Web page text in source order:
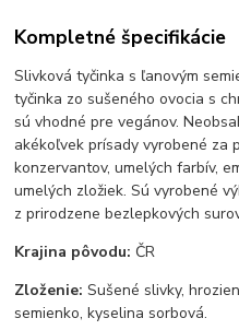
Kompletné špecifikácie
Slivková tyčinka s ľanovým
tyčinka zo sušeného ovocia s
sú vhodné pre vegánov.
akékoľvek prísady vyrobené za
konzervantov, umelých farbív,
umelých zložiek. Sú vyrobené
z prirodzene bezlepkových
Krajina pôvodu: ČR
Zloženie: Sušené slivky,
semienko, kyselina sorbová.